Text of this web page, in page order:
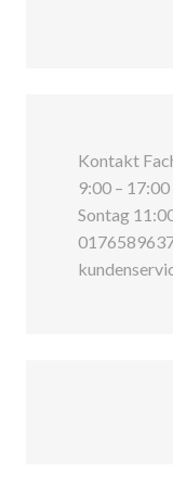
Kontakt
9:00 –
Sontag